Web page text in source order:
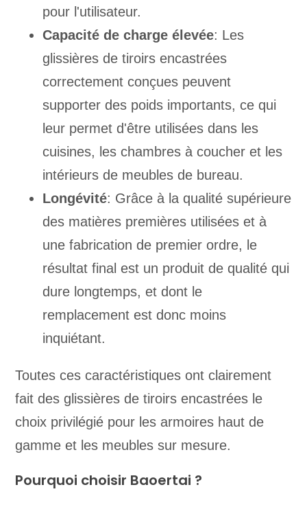
pour l'utilisateur.
Capacité de charge élevée: Les
glissières de tiroirs encastrées
correctement conçues peuvent
supporter des poids importants, ce qui
leur permet d'être utilisées dans les
cuisines, les chambres à coucher et les
intérieurs de meubles de bureau.
Longévité: Grâce à la qualité supérieure
des matières premières utilisées et à
une fabrication de premier ordre, le
résultat final est un produit de qualité qui
dure longtemps, et dont le
remplacement est donc moins
inquiétant.
Toutes ces caractéristiques ont clairement
fait des glissières de tiroirs encastrées le
choix privilégié pour les armoires haut de
gamme et les meubles sur mesure.
Pourquoi choisir Baoertai ?